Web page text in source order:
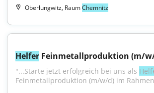
Oberlungwitz, RaumChemnitz
Helfer Feinmetallproduktion (m/
"...Starte jetzt erfolgreich bei uns als
Feinmetallproduktion (m/w/d) im